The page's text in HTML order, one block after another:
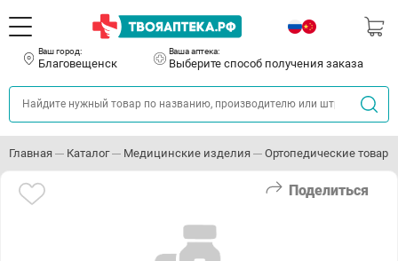
Ваш город:
Благовещенск
Ваша аптека:
Выберите способ получения заказа
Главная Каталог Медицинские изделия Ортопедические товары
Поделиться